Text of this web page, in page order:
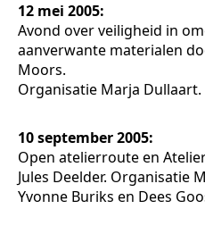
12 mei 2005:
Avond over veiligheid in
aanverwante materialen
Moors.
Organisatie Marja Dullaart.
10 september 2005:
Open atelierroute en
Jules Deelder. Organisatie
Yvonne Buriks en Dees